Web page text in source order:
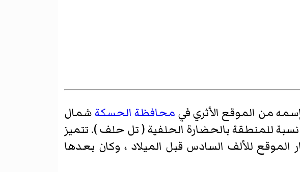
من الموقع الأثري في محافظة الحسكةشمال
للمنطقة بالحضارة الحلفية ( تل حلف ). تتميز
للألف السادس قبل الميلاد ، وكان بعدها